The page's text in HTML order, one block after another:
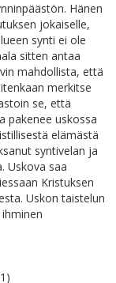
Hänen
jokaiselle,
synti ei ole
sitten antaa
mahdollista, että
merkitse
se, että
pakenee uskossa
elämästä
syntivelan ja
Uskova saa
Kristuksen
Uskon taistelun